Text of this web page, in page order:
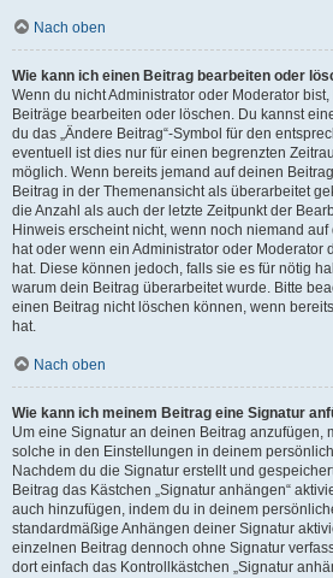
Nach oben
Wie kann ich einen Beitrag bearbeiten oder
Wenn du nicht Administrator oder Moderator
Beiträge bearbeiten oder löschen. Du kannst
du das „Ändere Beitrag“-Symbol für den
eventuell ist dies nur für einen begrenzten
möglich. Wenn bereits jemand auf deinen
Beitrag in der Themenansicht als überarbeitet
die Anzahl als auch der letzte Zeitpunkt der
Hinweis erscheint nicht, wenn noch niemand
hat oder wenn ein Administrator oder Moderator
hat. Diese können jedoch, falls sie es für nötig
warum dein Beitrag überarbeitet wurde. Bitte
einen Beitrag nicht löschen können, wenn
hat.
Nach oben
Wie kann ich meinem Beitrag eine Signatur
Um eine Signatur an deinen Beitrag anzufügen,
solche in den Einstellungen in deinem
Nachdem du die Signatur erstellt und
Beitrag das Kästchen „Signatur anhängen“
auch hinzufügen, indem du in deinem
standardmäßige Anhängen deiner Signatur
einzelnen Beitrag dennoch ohne Signatur
dort einfach das Kontrollkästchen „Signatur